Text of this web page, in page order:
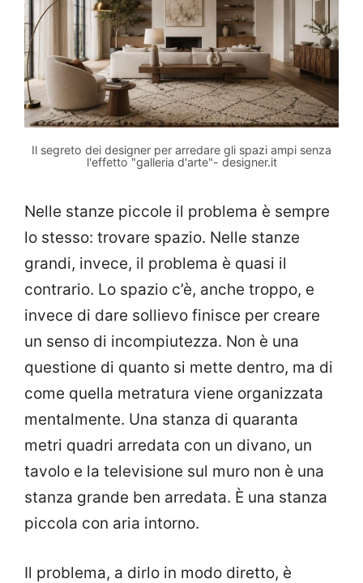
Il segreto dei designer per arredare gli spazi ampi senza
l'effetto "galleria d'arte"- designer.it
Nelle stanze piccole il problema è sempre
lo stesso: trovare spazio. Nelle stanze
grandi, invece, il problema è quasi il
contrario. Lo spazio c’è, anche troppo, e
invece di dare sollievo finisce per creare
un senso di incompiutezza. Non è una
questione di quanto si mette dentro, ma di
come quella metratura viene organizzata
mentalmente. Una stanza di quaranta
metri quadri arredata con un divano, un
tavolo e la televisione sul muro non è una
stanza grande ben arredata. È una stanza
piccola con aria intorno.
Il problema, a dirlo in modo diretto, è